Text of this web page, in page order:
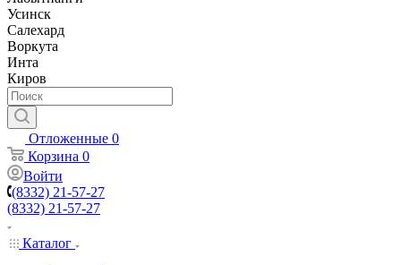
Усинск
Салехард
Воркута
Инта
Киров
Отложенные 0
Корзина 0
Войти
(8332) 21-57-27
(8332) 21-57-27
Каталог